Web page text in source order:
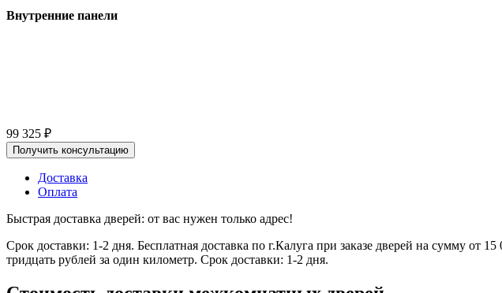
Внутренние панели
99 325 ₽
Получить консультацию
Доставка
Оплата
Быстрая доставка дверей: от вас нужен только адрес!
Срок доставки: 1-2 дня. Бесплатная доставка по г.Калуга при заказе дверей на сумму от
тридцать рублей за один километр. Срок доставки: 1-2 дня.